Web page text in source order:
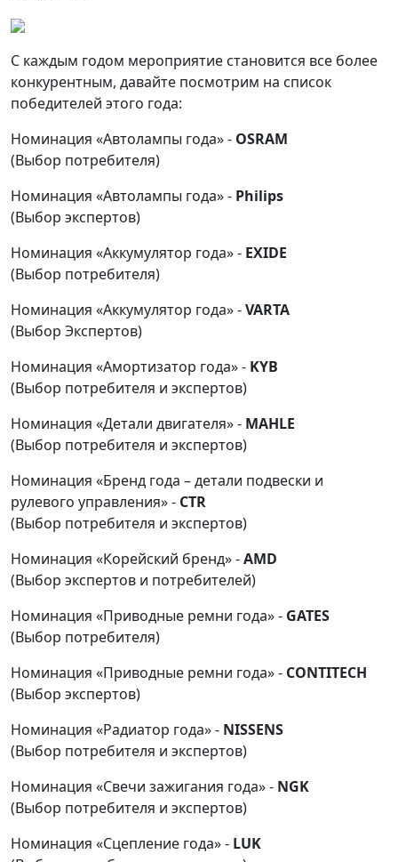
С каждым годом мероприятие становится все более
конкурентным, давайте посмотрим на список
победителей этого года:
Номинация «Автолампы года» - OSRAM
(Выбор потребителя)
Номинация «Автолампы года» - Philips
(Выбор экспертов)
Номинация «Аккумулятор года» - EXIDE
(Выбор потребителя)
Номинация «Аккумулятор года» -VARTA
(Выбор Экспертов)
Номинация «Амортизатор года» - KYB
(Выбор потребителя и экспертов)
Номинация «Детали двигателя» - MAHLE
(Выбор потребителя и экспертов)
Номинация «Бренд года – детали подвески и
рулевого управления» - CTR
(Выбор потребителя и экспертов)
Номинация «Корейский бренд» -AMD
(Выбор экспертов и потребителей)
Номинация «Приводные ремни года» - GATES
(Выбор потребителя)
Номинация «Приводные ремни года» - CONTITECH
(Выбор экспертов)
Номинация «Радиатор года» - NISSENS
(Выбор потребителя и экспертов)
Номинация «Свечи зажигания года» - NGK
(Выбор потребителя и экспертов)
Номинация «Сцепление года» - LUK